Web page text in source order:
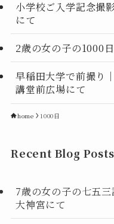
小学校ご入学記念撮
にて
2歳の女の子の1000
早稲田大学で前撮り
講堂前広場にて
home 1000日
Recent Blog Posts
7歳の女の子の七五
大神宮にて